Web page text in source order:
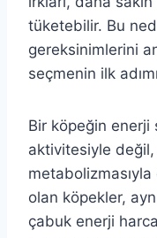
tüketebilir. Bu
gereksinimlerini
seçmenin ilk
Bir köpeğin
aktivitesiyle değil,
metabolizmasıyla
olan köpekler,
çabuk enerji